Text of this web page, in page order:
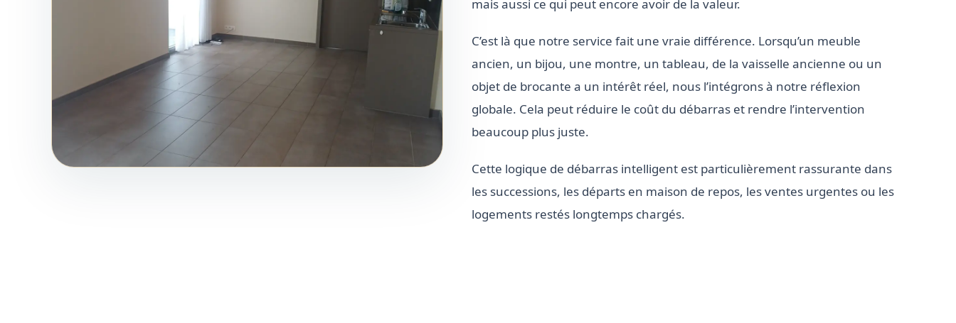
mais aussi ce qui peut encore avoir de la valeur.
C’est là que notre service fait une vraie différence. Lorsqu’un meuble
ancien, un bijou, une montre, un tableau, de la vaisselle ancienne ou un
objet de brocante a un intérêt réel, nous l’intégrons à notre réflexion
globale. Cela peut réduire le coût du débarras et rendre l’intervention
beaucoup plus juste.
Cette logique de débarras intelligent est particulièrement rassurante dans
les successions, les départs en maison de repos, les ventes urgentes ou les
logements restés longtemps chargés.